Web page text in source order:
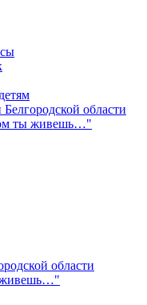
области
ты живешь…"
области
живешь…"